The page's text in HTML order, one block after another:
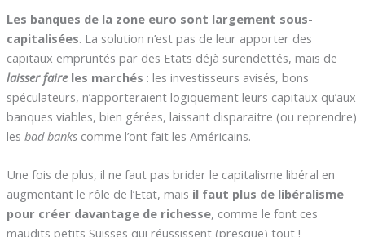
Les banques de la zone euro sont largement sous-
capitalisées. La solution n’est pas de leur apporter des
capitaux empruntés par des Etats déjà surendettés, mais de
laisser faire les marchés : les investisseurs avisés, bons
spéculateurs, n’apporteraient logiquement leurs capitaux qu’aux
banques viables, bien gérées, laissant disparaitre (ou reprendre)
les bad bankscomme l’ont fait les Américains.
Une fois de plus, il ne faut pas brider le capitalisme libéral en
augmentant le rôle de l’Etat, mais il faut plus de libéralisme
pour créer davantage de richesse, comme le font ces
maudits petits Suisses qui réussissent (presque) tout !